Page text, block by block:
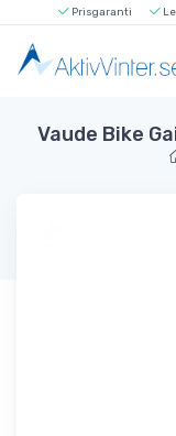
Prisgaranti
Vaude Bike